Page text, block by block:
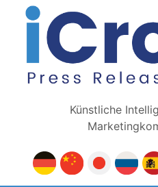
Künstliche